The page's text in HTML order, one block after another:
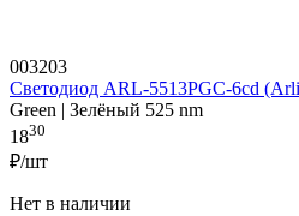
003203
Светодиод ARL-5513PGC-6cd
Green | Зелёный 525 nm
1830
₽/шт
Нет в наличии